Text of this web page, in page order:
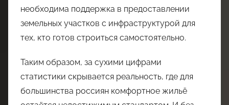
необходима поддержка в предоставлении
земельных участков с инфраструктурой для
тех, кто готов строиться самостоятельно.
Таким образом, за сухими цифрами
статистики скрывается реальность, где для
большинства россиян комфортное жильё